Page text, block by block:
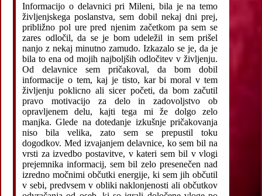
Informacijo o delavnici pri Mileni, bila je na temo
življenjskega poslanstva, sem dobil nekaj dni prej,
približno pol ure pred njenim začetkom pa sem se
zares odločil, da se je bom udeležil in sem prišel
nanjo z nekaj minutno zamudo. Izkazalo se je, da je
bila to ena od mojih najboljših odločitev v življenju.
Od delavnice sem pričakoval, da bom dobil
informacije o tem, kaj je tisto, kar bi moral v tem
življenju poklicno ali sicer početi, da bom začutil
pravo motivacijo za delo in zadovoljstvo ob
opravljenem delu, kajti tega mi že dolgo zelo
manjka. Glede na dotedanje izkušnje pričakovanja
niso bila velika, zato sem se prepustil toku
dogodkov. Med izvajanjem delavnice, ko sem bil na
vrsti za izvedbo postavitve, v kateri sem bil v vlogi
prejemnika informacij, sem bil zelo presenečen nad
izredno močnimi občutki energije, ki sem jih občutil
v sebi, predvsem v obliki naklonjenosti ali občutkov